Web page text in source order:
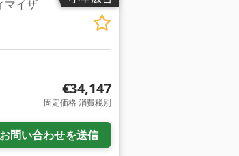
マイザ
€34,147
固定価格 消費税別
お問い合わせを送信